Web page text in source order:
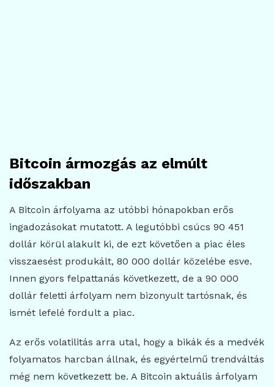
Bitcoin ármozgás az elmúlt
időszakban
A Bitcoin árfolyama az utóbbi hónapokban erős
ingadozásokat mutatott. A legutóbbi csúcs 90 451
dollár körül alakult ki, de ezt követően a piac éles
visszaesést produkált, 80 000 dollár közelébe esve.
Innen gyors felpattanás következett, de a 90 000
dollár feletti árfolyam nem bizonyult tartósnak, és
ismét lefelé fordult a piac.
Az erős volatilitás arra utal, hogy a bikák és a medvék
folyamatos harcban állnak, és egyértelmű trendváltás
még nem következett be. A Bitcoin aktuális árfolyam